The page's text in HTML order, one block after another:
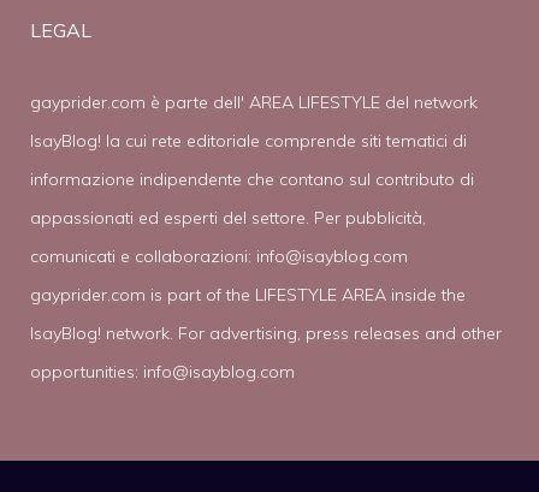
LEGAL
gayprider.com è parte dell' AREA LIFESTYLE del network
IsayBlog! la cui rete editoriale comprende siti tematici di
informazione indipendente che contano sul contributo di
appassionati ed esperti del settore. Per pubblicità,
comunicati e collaborazioni: info@isayblog.com
gayprider.com is part of the LIFESTYLE AREA inside the
IsayBlog! network. For advertising, press releases and other
opportunities: info@isayblog.com